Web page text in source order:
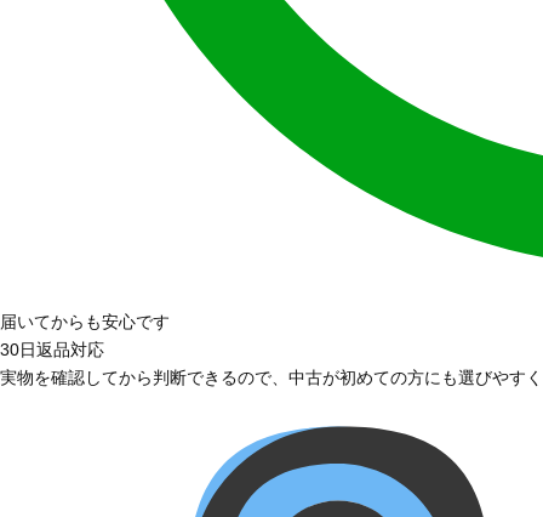
届いてからも安心です
30日返品対応
実物を確認してから判断できるので、中古が初めての方にも選びやす